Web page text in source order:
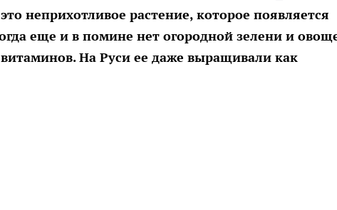
неприхотливое растение, которое появляется
еще и в помине нет огородной зелени и
На Руси ее даже выращивали как